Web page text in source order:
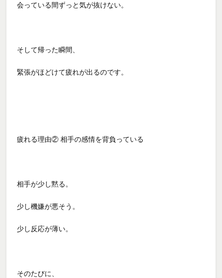
会っている間ずっと気が抜けない。
そして帰った瞬間、
緊張がほどけて疲れが出るのです。
疲れる理由② 相手の感情を背負っている
相手が少し黙る。
少し機嫌が悪そう。
少し反応が薄い。
そのたびに、